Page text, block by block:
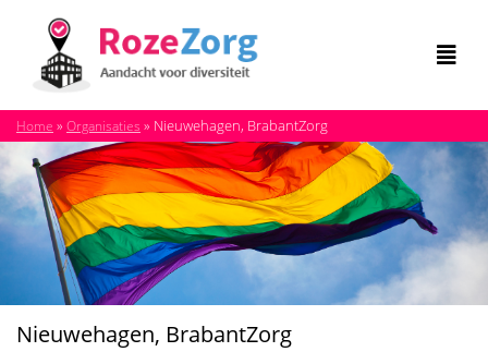
Home » Organisaties » Nieuwehagen, BrabantZorg
Nieuwehagen, BrabantZorg